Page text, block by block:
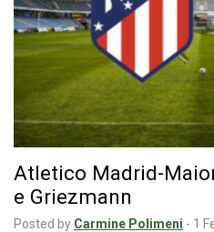
Atletico Madrid-
e Griezmann
Posted by Carmine Polimeni - 1